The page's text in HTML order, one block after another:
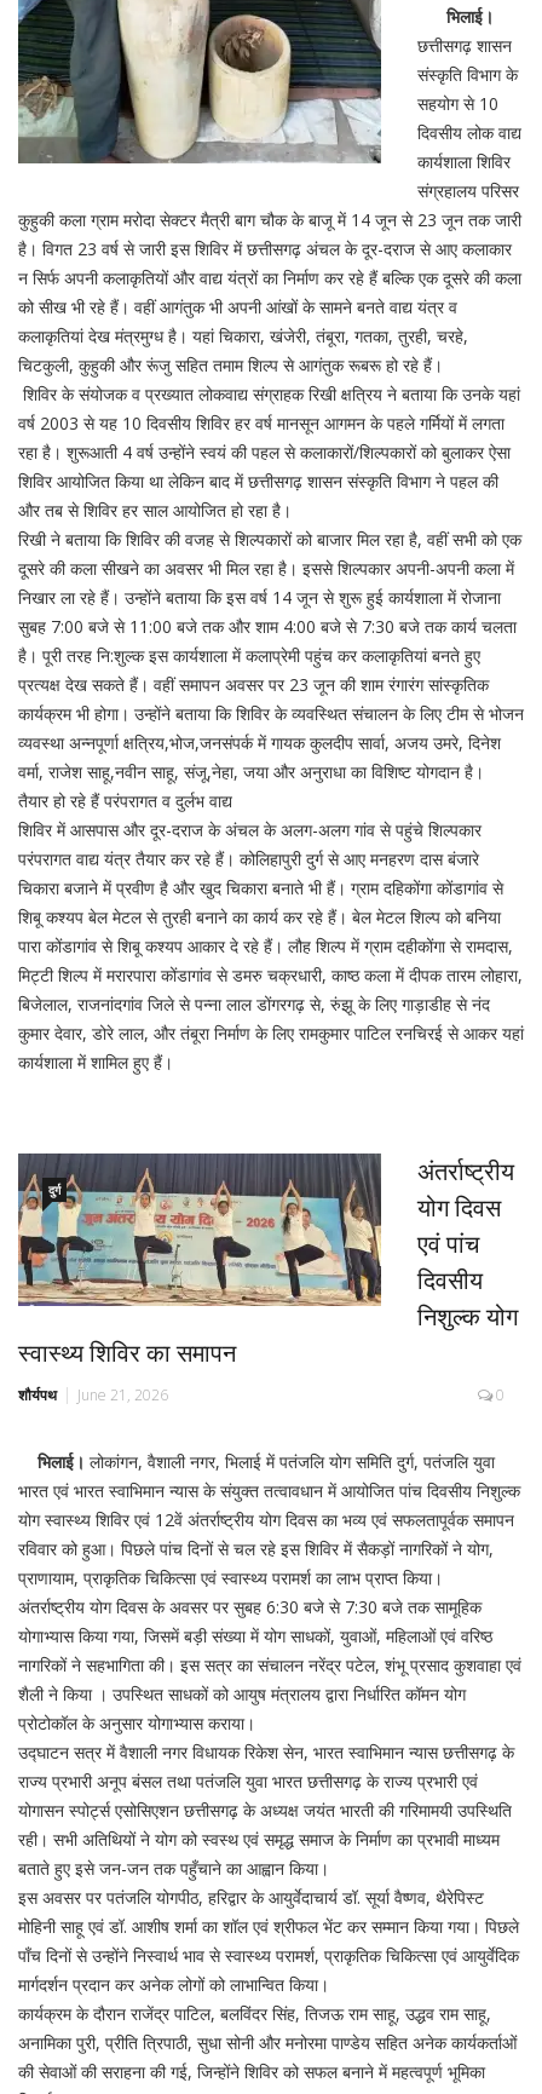
भिलाई।
छत्तीसगढ़ शासन
संस्कृति विभाग के
सहयोग से 10
दिवसीय लोक वाद्य
कार्यशाला शिविर
संग्रहालय परिसर
कुहुकी कला ग्राम मरोदा सेक्टर मैत्री बाग चौक के बाजू में 14 जून से 23 जून तक जारी
है। विगत 23 वर्ष से जारी इस शिविर में छत्तीसगढ़ अंचल के दूर-दराज से आए कलाकार
न सिर्फ अपनी कलाकृतियों और वाद्य यंत्रों का निर्माण कर रहे हैं बल्कि एक दूसरे की कला
को सीख भी रहे हैं। वहीं आगंतुक भी अपनी आंखों के सामने बनते वाद्य यंत्र व
कलाकृतियां देख मंत्रमुग्ध है। यहां चिकारा, खंजेरी, तंबूरा, गतका, तुरही, चरहे,
चिटकुली, कुहुकी और रूंजु सहित तमाम शिल्प से आगंतुक रूबरू हो रहे हैं।
शिविर के संयोजक व प्रख्यात लोकवाद्य संग्राहक रिखी क्षत्रिय ने बताया कि उनके यहां
वर्ष 2003 से यह 10 दिवसीय शिविर हर वर्ष मानसून आगमन के पहले गर्मियों में लगता
रहा है। शुरूआती 4 वर्ष उन्होंने स्वयं की पहल से कलाकारों/शिल्पकारों को बुलाकर ऐसा
शिविर आयोजित किया था लेकिन बाद में छत्तीसगढ़ शासन संस्कृति विभाग ने पहल की
और तब से शिविर हर साल आयोजित हो रहा है।
रिखी ने बताया कि शिविर की वजह से शिल्पकारों को बाजार मिल रहा है, वहीं सभी को एक
दूसरे की कला सीखने का अवसर भी मिल रहा है। इससे शिल्पकार अपनी-अपनी कला में
निखार ला रहे हैं। उन्होंने बताया कि इस वर्ष 14 जून से शुरू हुई कार्यशाला में रोजाना
सुबह 7:00 बजे से 11:00 बजे तक और शाम 4:00 बजे से 7:30 बजे तक कार्य चलता
है। पूरी तरह नि:शुल्क इस कार्यशाला में कलाप्रेमी पहुंच कर कलाकृतियां बनते हुए
प्रत्यक्ष देख सकते हैं। वहीं समापन अवसर पर 23 जून की शाम रंगारंग सांस्कृतिक
कार्यक्रम भी होगा। उन्होंने बताया कि शिविर के व्यवस्थित संचालन के लिए टीम से भोजन
व्यवस्था अन्नपूर्णा क्षत्रिय,भोज,जनसंपर्क में गायक कुलदीप सार्वा, अजय उमरे, दिनेश
वर्मा, राजेश साहू,नवीन साहू, संजू,नेहा, जया और अनुराधा का विशिष्ट योगदान है।
तैयार हो रहे हैं परंपरागत व दुर्लभ वाद्य
शिविर में आसपास और दूर-दराज के अंचल के अलग-अलग गांव से पहुंचे शिल्पकार
परंपरागत वाद्य यंत्र तैयार कर रहे हैं। कोलिहापुरी दुर्ग से आए मनहरण दास बंजारे
चिकारा बजाने में प्रवीण है और खुद चिकारा बनाते भी हैं। ग्राम दहिकोंगा कोंडागांव से
शिबू कश्यप बेल मेटल से तुरही बनाने का कार्य कर रहे हैं। बेल मेटल शिल्प को बनिया
पारा कोंडागांव से शिबू कश्यप आकार दे रहे हैं। लौह शिल्प में ग्राम दहीकोंगा से रामदास,
मिट्टी शिल्प में मरारपारा कोंडागांव से डमरु चक्रधारी, काष्ठ कला में दीपक तारम लोहारा,
बिजेलाल, राजनांदगांव जिले से पन्ना लाल डोंगरगढ़ से, रुंझू के लिए गाड़ाडीह से नंद
कुमार देवार, डोरे लाल, और तंबूरा निर्माण के लिए रामकुमार पाटिल रनचिरई से आकर यहां
कार्यशाला में शामिल हुए हैं।
दुर्ग
अंतर्राष्ट्रीय
योग दिवस
एवं पांच
दिवसीय
निशुल्क योग
स्वास्थ्य शिविर का समापन
शौर्यपथ June 21, 2026 0
भिलाई। लोकांगन, वैशाली नगर, भिलाई में पतंजलि योग समिति दुर्ग, पतंजलि युवा
भारत एवं भारत स्वाभिमान न्यास के संयुक्त तत्वावधान में आयोजित पांच दिवसीय निशुल्क
योग स्वास्थ्य शिविर एवं 12वें अंतर्राष्ट्रीय योग दिवस का भव्य एवं सफलतापूर्वक समापन
रविवार को हुआ। पिछले पांच दिनों से चल रहे इस शिविर में सैकड़ों नागरिकों ने योग,
प्राणायाम, प्राकृतिक चिकित्सा एवं स्वास्थ्य परामर्श का लाभ प्राप्त किया।
अंतर्राष्ट्रीय योग दिवस के अवसर पर सुबह 6:30 बजे से 7:30 बजे तक सामूहिक
योगाभ्यास किया गया, जिसमें बड़ी संख्या में योग साधकों, युवाओं, महिलाओं एवं वरिष्ठ
नागरिकों ने सहभागिता की। इस सत्र का संचालन नरेंद्र पटेल, शंभू प्रसाद कुशवाहा एवं
शैली ने किया । उपस्थित साधकों को आयुष मंत्रालय द्वारा निर्धारित कॉमन योग
प्रोटोकॉल के अनुसार योगाभ्यास कराया।
उद्घाटन सत्र में वैशाली नगर विधायक रिकेश सेन, भारत स्वाभिमान न्यास छत्तीसगढ़ के
राज्य प्रभारी अनूप बंसल तथा पतंजलि युवा भारत छत्तीसगढ़ के राज्य प्रभारी एवं
योगासन स्पोर्ट्स एसोसिएशन छत्तीसगढ़ के अध्यक्ष जयंत भारती की गरिमामयी उपस्थिति
रही। सभी अतिथियों ने योग को स्वस्थ एवं समृद्ध समाज के निर्माण का प्रभावी माध्यम
बताते हुए इसे जन-जन तक पहुँचाने का आह्वान किया।
इस अवसर पर पतंजलि योगपीठ, हरिद्वार के आयुर्वेदाचार्य डॉ. सूर्या वैष्णव, थैरेपिस्ट
मोहिनी साहू एवं डॉ. आशीष शर्मा का शॉल एवं श्रीफल भेंट कर सम्मान किया गया। पिछले
पाँच दिनों से उन्होंने निस्वार्थ भाव से स्वास्थ्य परामर्श, प्राकृतिक चिकित्सा एवं आयुर्वेदिक
मार्गदर्शन प्रदान कर अनेक लोगों को लाभान्वित किया।
कार्यक्रम के दौरान राजेंद्र पाटिल, बलविंदर सिंह, तिजऊ राम साहू, उद्धव राम साहू,
अनामिका पुरी, प्रीति त्रिपाठी, सुधा सोनी और मनोरमा पाण्डेय सहित अनेक कार्यकर्ताओं
की सेवाओं की सराहना की गई, जिन्होंने शिविर को सफल बनाने में महत्वपूर्ण भूमिका